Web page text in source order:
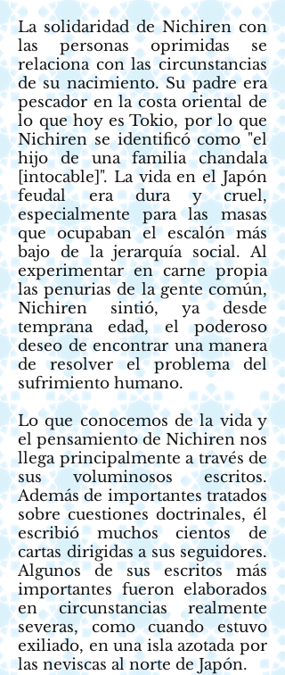
La solidaridad de Nichiren con
las personas oprimidas se
relaciona con las circunstancias
de su nacimiento. Su padre era
pescador en la costa oriental de
lo que hoy es Tokio, por lo que
Nichiren se identificó como "el
hijo de una familia chandala
[intocable]". La vida en el Japón
feudal era dura y cruel,
especialmente para las masas
que ocupaban el escalón más
bajo de la jerarquía social. Al
experimentar en carne propia
las penurias de la gente común,
Nichiren sintió, ya desde
temprana edad, el poderoso
deseo de encontrar una manera
de resolver el problema del
sufrimiento humano.
Lo que conocemos de la vida y
el pensamiento de Nichiren nos
llega principalmente a través de
sus voluminosos escritos.
Además de importantes tratados
sobre cuestiones doctrinales, él
escribió muchos cientos de
cartas dirigidas a sus seguidores.
Algunos de sus escritos más
importantes fueron elaborados
en circunstancias realmente
severas, como cuando estuvo
exiliado, en una isla azotada por
las neviscas al norte de Japón.